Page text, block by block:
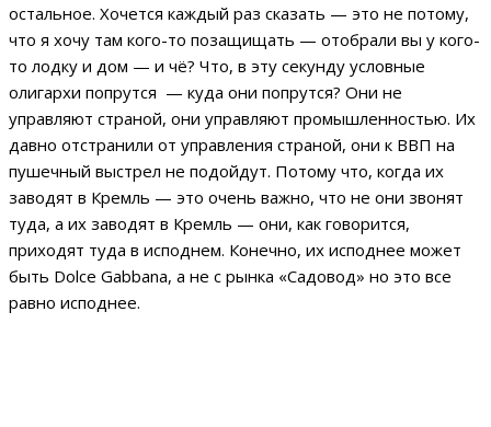
остальное. Хочется каждый раз сказать — это не потому,
что я хочу там кого-то позащищать — отобрали вы у кого-
то лодку и дом — и чё? Что, в эту секунду условные
олигархи попрутся — куда они попрутся? Они не
управляют страной, они управляют промышленностью. Их
давно отстранили от управления страной, они к ВВП на
пушечный выстрел не подойдут. Потому что, когда их
заводят в Кремль — это очень важно, что не они звонят
туда, а их заводят в Кремль — они, как говорится,
приходят туда в исподнем. Конечно, их исподнее может
быть Dolce Gabbana, а не с рынка «Садовод» но это все
равно исподнее.